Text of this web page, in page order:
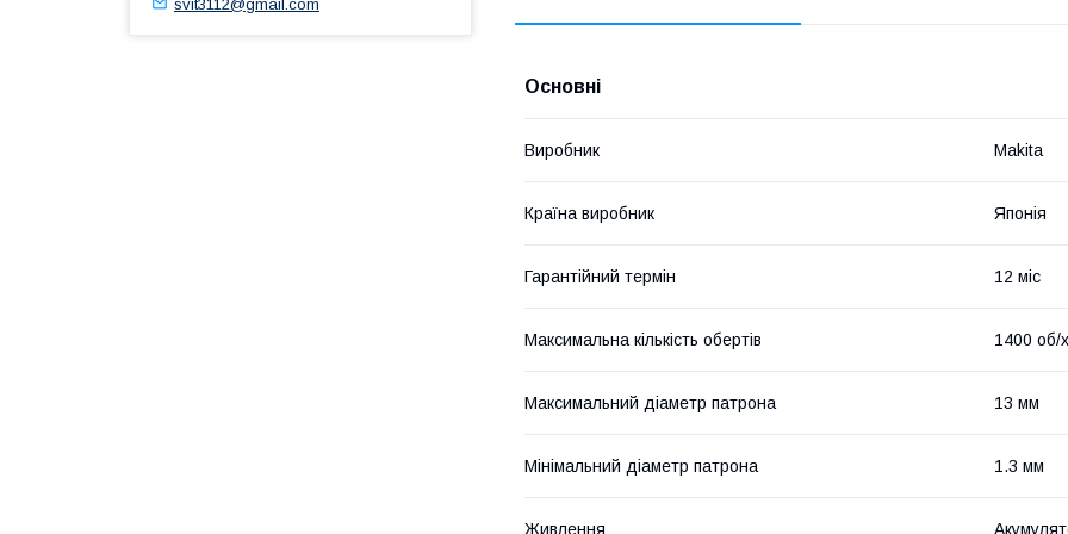
Основні
Виробник Makita
Країна виробник Японія
Гарантійний термін 12 міс
Максимальна кількість обертів 1400 об/
Максимальний діаметр патрона 13 мм
Мінімальний діаметр патрона 1.3 мм
Живлення